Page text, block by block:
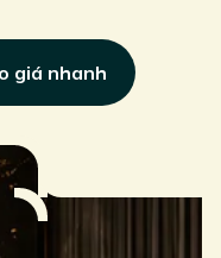
giá nhanh